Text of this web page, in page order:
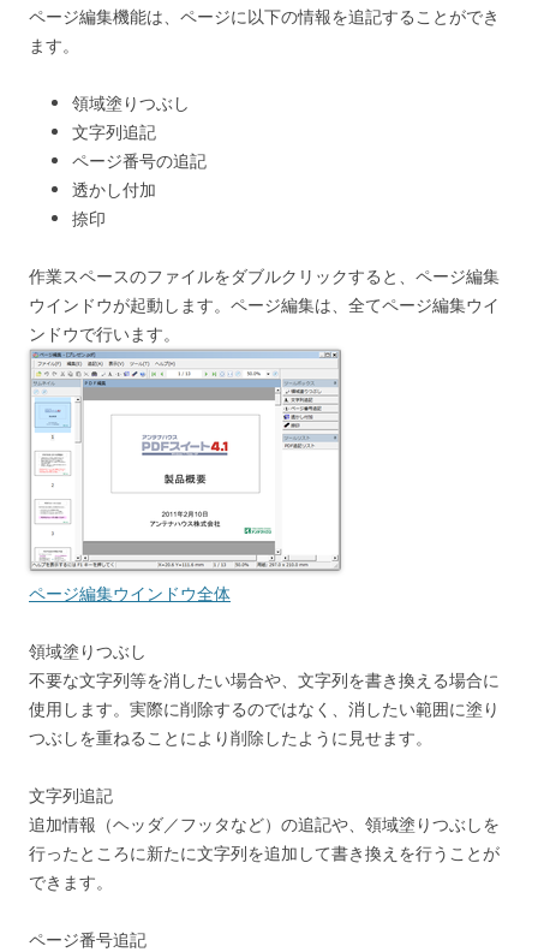
ページ編集機能は、ページに以下の情報を追記することができ
ます。
領域塗りつぶし
文字列追記
ページ番号の追記
透かし付加
捺印
作業スペースのファイルをダブルクリックすると、ページ編集
ウインドウが起動します。ページ編集は、全てページ編集ウイ
ンドウで行います。
ページ編集ウインドウ全体
領域塗りつぶし
不要な文字列等を消したい場合や、文字列を書き換える場合に
使用します。実際に削除するのではなく、消したい範囲に塗り
つぶしを重ねることにより削除したように見せます。
文字列追記
追加情報（ヘッダ／フッタなど）の追記や、領域塗りつぶしを
行ったところに新たに文字列を追加して書き換えを行うことが
できます。
ページ番号追記